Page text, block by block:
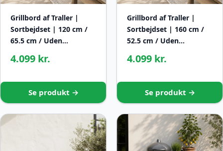
Grillbord af Traller |
Sortbejdset | 120 cm /
65.5 cm / Uden…
4.099 kr.
Se produkt →
Grillbord af Traller |
Sortbejdset | 160 cm /
52.5 cm / Uden…
4.099 kr.
Se produkt →